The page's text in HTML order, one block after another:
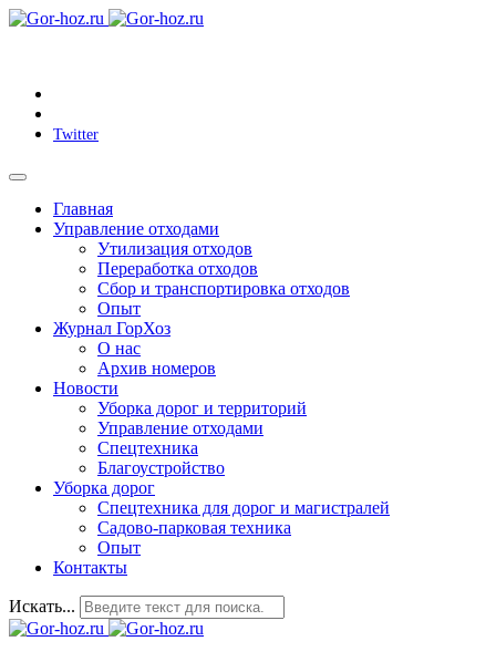
Twitter
Главная
Управление отходами
Утилизация отходов
Переработка отходов
Сбор и транспортировка отходов
Опыт
Журнал ГорХоз
О нас
Архив номеров
Новости
Уборка дорог и территорий
Управление отходами
Спецтехника
Благоустройство
Уборка дорог
Спецтехника для дорог и магистралей
Садово-парковая техника
Опыт
Контакты
Искать...